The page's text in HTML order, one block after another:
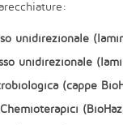
unidirezionale
unidirezionale
(cappe